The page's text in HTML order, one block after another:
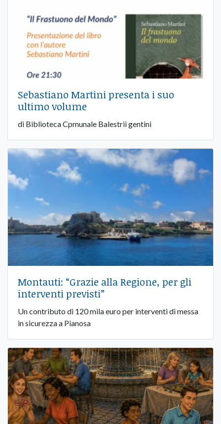
Sebastiano Martini presenta i suo
ultimo volume
di Biblioteca Cpmunale Balestrii gentini
Montauti: “Grazie alla Regione, per gli
interventi previsti”
Un contributo di 120 mila euro per interventi di messa
in sicurezza a Pianosa